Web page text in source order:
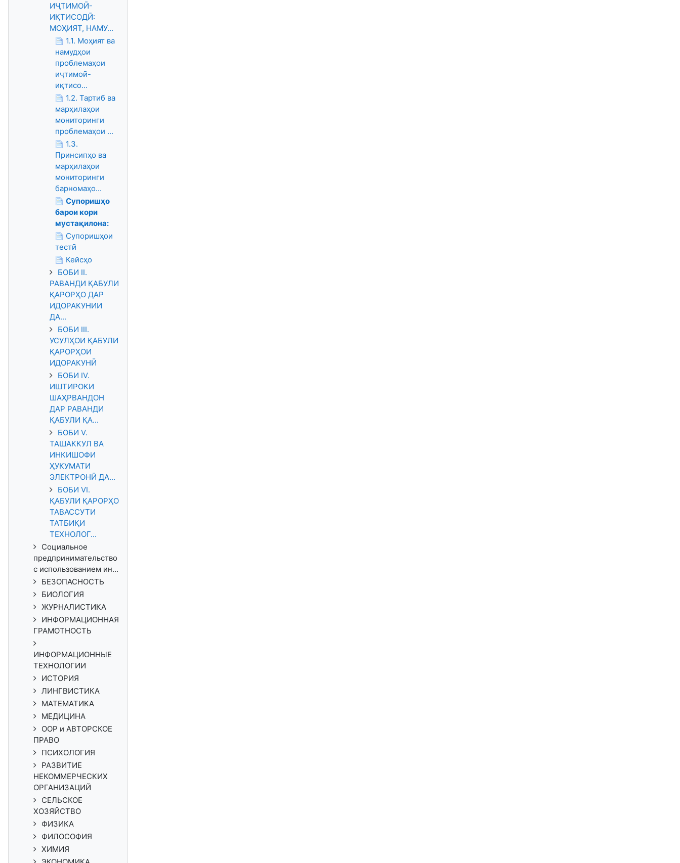
ИҶТИМОӢ-
ИҚТИСОДӢ:
МОҲИЯТ, НАМУ...
1.1. Моҳият ва
намудҳои
проблемаҳои
иҷтимоӣ-
иқтисо...
1.2. Тартиб ва
марҳилаҳои
мониторинги
проблемаҳои ...
1.3.
Принсипҳо ва
марҳилаҳои
мониторинги
барномаҳо...
Супоришҳо
барои кори
мустақилона:
Супоришҳои
тестӣ
Кейсҳо
БОБИ II.
РАВАНДИ ҚАБУЛИ
ҚАРОРҲО ДАР
ИДОРАКУНИИ
ДА...
БОБИ III.
УСУЛҲОИ ҚАБУЛИ
ҚАРОРҲОИ
ИДОРАКУНӢ
БОБИ IV.
ИШТИРОКИ
ШАҲРВАНДОН
ДАР РАВАНДИ
ҚАБУЛИ ҚА...
БОБИ V.
ТАШАККУЛ ВА
ИНКИШОФИ
ҲУКУМАТИ
ЭЛЕКТРОНӢ ДА...
БОБИ VI.
ҚАБУЛИ ҚАРОРҲО
ТАВАССУТИ
ТАТБИҚИ
ТЕХНОЛОГ...
Социальное
предпринимательство
с использованием ин...
БЕЗОПАСНОСТЬ
БИОЛОГИЯ
ЖУРНАЛИСТИКА
ИНФОРМАЦИОННАЯ
ГРАМОТНОСТЬ
ИНФОРМАЦИОННЫЕ
ТЕХНОЛОГИИ
ИСТОРИЯ
ЛИНГВИСТИКА
МАТЕМАТИКА
МЕДИЦИНА
ООР и АВТОРСКОЕ
ПРАВО
ПСИХОЛОГИЯ
РАЗВИТИЕ
НЕКОММЕРЧЕСКИХ
ОРГАНИЗАЦИЙ
СЕЛЬСКОЕ
ХОЗЯЙСТВО
ФИЗИКА
ФИЛОСОФИЯ
ХИМИЯ